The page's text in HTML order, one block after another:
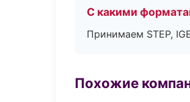
С какими
Принимаем STEP,
Похожие